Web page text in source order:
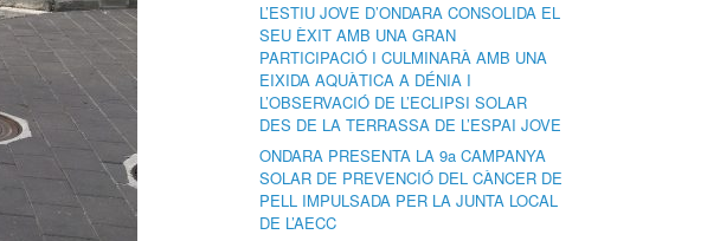
L’ESTIU JOVE D’ONDARA CONSOLIDA EL
SEU ÈXIT AMB UNA GRAN
PARTICIPACIÓ I CULMINARÀ AMB UNA
EIXIDA AQUÀTICA A DÉNIA I
L’OBSERVACIÓ DE L’ECLIPSI SOLAR
DES DE LA TERRASSA DE L’ESPAI JOVE
ONDARA PRESENTA LA 9a CAMPANYA
SOLAR DE PREVENCIÓ DEL CÀNCER DE
PELL IMPULSADA PER LA JUNTA LOCAL
DE L’AECC